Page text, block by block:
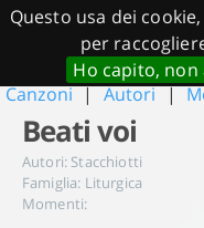
Questo usa dei
per
Ho capito,
Canzoni | Autori |
Beati voi
Autori: Stacchiotti
Famiglia: Liturgica
Momenti: